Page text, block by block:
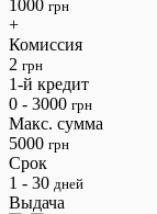
1000 грн
+
Комиссия
2 грн
1-й кредит
0 - 3000 грн
Макс. сумма
5000 грн
Срок
1 - 30 дней
Выдача